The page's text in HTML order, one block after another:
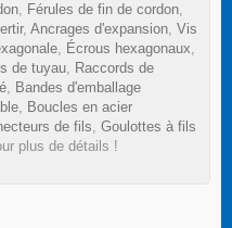
, Férules de fin de cordon,
, Ancrages d'expansion, Vis
, Écrous hexagonaux,
de tuyau, Raccords de
, Bandes d'emballage
, Boucles en acier
de fils, Goulottes à fils
plus de détails !